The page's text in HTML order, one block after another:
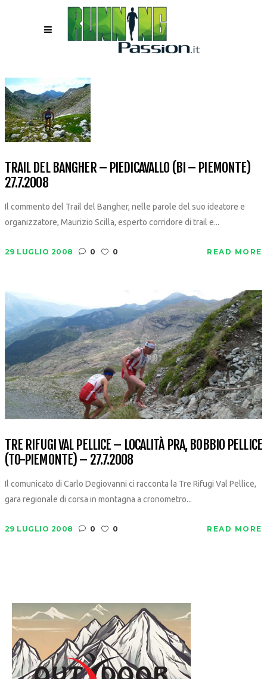
TRAIL DEL BANGHER – PIEDICAVALLO (BI – PIEMONTE)
27.7.2008
Il commento del Trail del Bangher, nelle parole del suo ideatore e
organizzatore, Maurizio Scilla, esperto corridore di trail e...
29 LUGLIO 2008 0 0 READ MORE
TRE RIFUGI VAL PELLICE – LOCALITÀ PRA, BOBBIO PELLICE
(TO-PIEMONTE) – 27.7.2008
Il comunicato di Carlo Degiovanni ci racconta la Tre Rifugi Val Pellice,
gara regionale di corsa in montagna a cronometro...
29 LUGLIO 2008 0 0 READ MORE